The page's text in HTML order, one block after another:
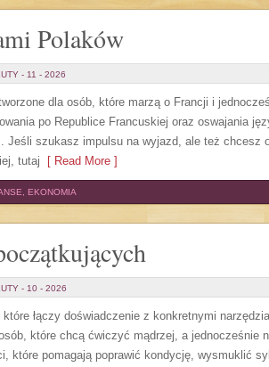
Polaków
- 11 - 2026
dla osób, które marzą o Francji i
po Republice Francuskiej oraz oswajania
Jeśli szukasz impulsu na wyjazd, ale też chcesz
tutaj [ Read More ]
EKONOMIA
- 10 - 2026
łączy doświadczenie z konkretnymi
które chcą ćwiczyć mądrzej, a jednocześnie
które pomagają poprawić kondycję, wysmuklić